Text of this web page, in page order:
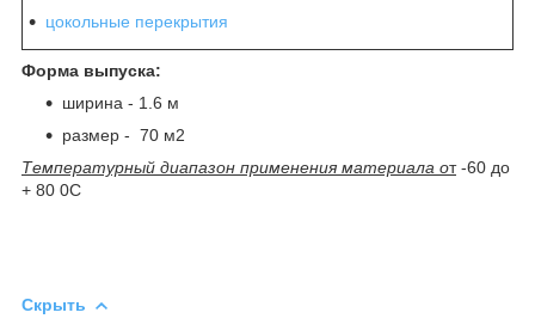
цокольные перекрытия
Форма выпуска:
ширина - 1.6 м
размер - 70 м2
Температурный диапазон применения материала от-60 до
+ 80 0С
Скрыть